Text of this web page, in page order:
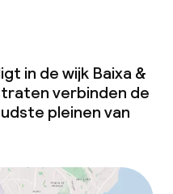
in de wijk Baixa &
verbinden de
pleinen van